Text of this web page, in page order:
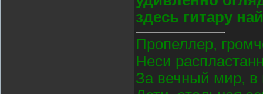
здесь гитару
Пропеллер,
Неси
За вечный мир, в